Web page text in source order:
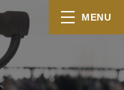
MENU